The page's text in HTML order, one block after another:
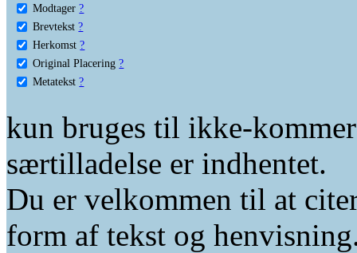
Modtager ?
Brevtekst ?
Herkomst ?
Original Placering ?
Metatekst ?
kun bruges til ikke-
særtilladelse er indhentet.
Du er velkommen til at
form af tekst og